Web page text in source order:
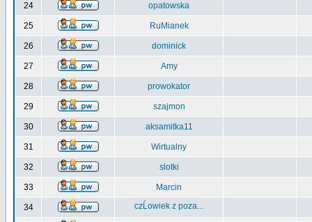
24 opatowska
25 RuMianek
26 dominick
27 Amy
28 prowokator
29 szajmon
30 aksamitka11
31 Wirtualny
32 slotki
33 Marcin
34 czĹowiek z poza...